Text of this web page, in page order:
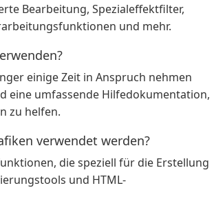
Bearbeitung, Spezialeffektfilter,
und mehr.
einige Zeit in Anspruch nehmen
eine umfassende Hilfedokumentation,
zu helfen.
verwendet werden?
die speziell für die Erstellung
und HTML-